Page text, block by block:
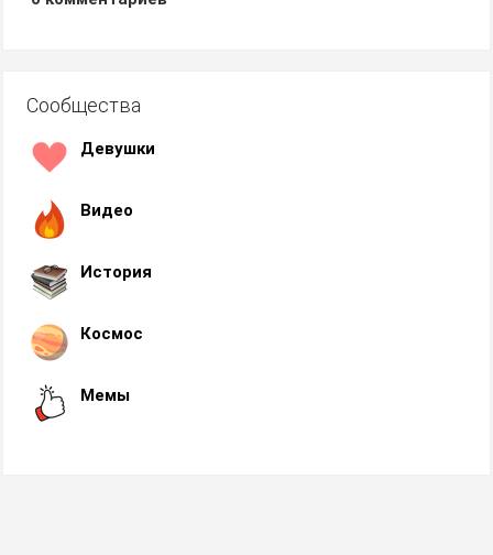
Сообщества
Девушки
Видео
История
Космос
Мемы